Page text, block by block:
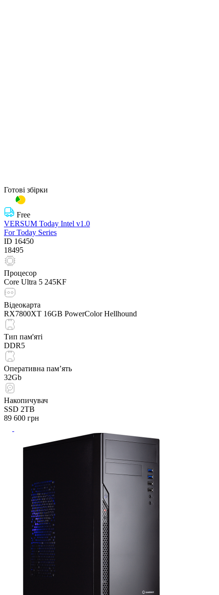
Готові збірки
Free
VERSUM Today Intel v1.0
For Today Series
ID 16450
18495
Процесор
Core Ultra 5 245KF
Відеокарта
RX7800XT 16GB PowerColor Hellhound
Тип пам'яті
DDR5
Оперативна пам’ять
32Gb
Накопичувач
SSD 2TB
89 600 грн